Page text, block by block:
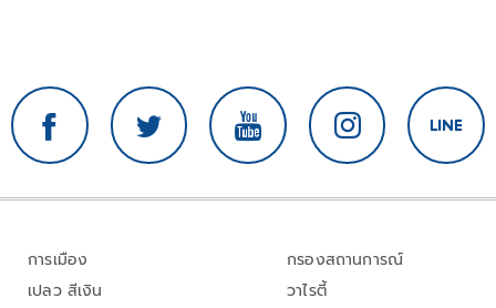
การเมือง
เปลว สีเงิน
กรองสถานการณ์
วาไรตี้